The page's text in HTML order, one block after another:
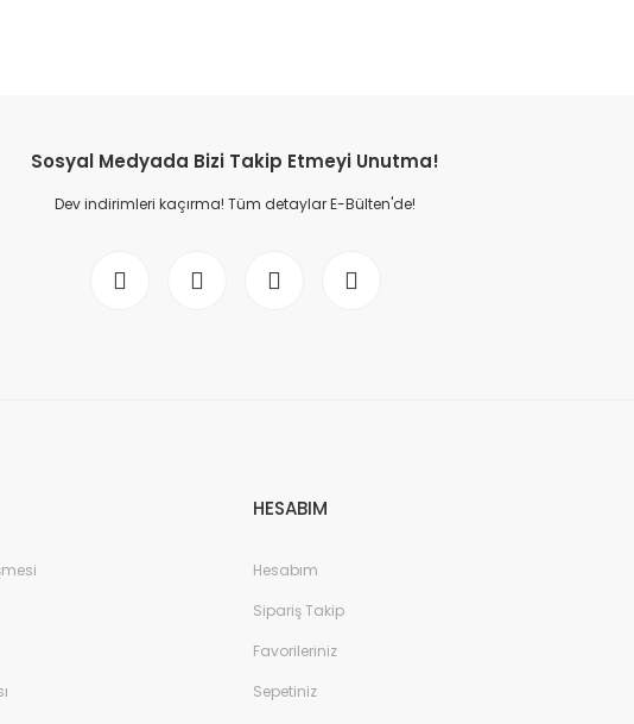
Sosyal Medyada Bizi Takip Etmeyi Unutma!
Dev indirimleri kaçırma! Tüm detaylar E-Bülten'de!
HESABIM
Hesabım
Sipariş Takip
Favorileriniz
Sepetiniz